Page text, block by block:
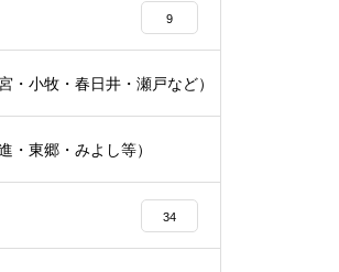
9
・小牧・春日井・瀬戸など）
・東郷・みよし等）
34